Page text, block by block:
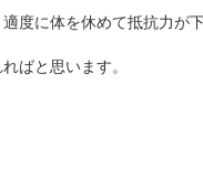
度に体を休めて抵抗力が
ばと思います。